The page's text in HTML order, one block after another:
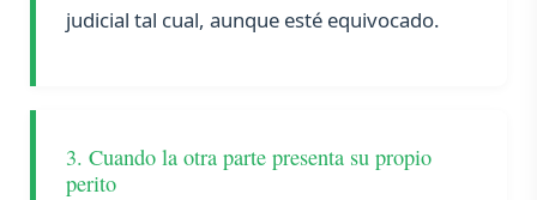
judicial tal cual, aunque esté equivocado.
3. Cuando la otra parte presenta su propio
perito